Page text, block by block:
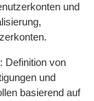
und
Definition von
und
basierend auf